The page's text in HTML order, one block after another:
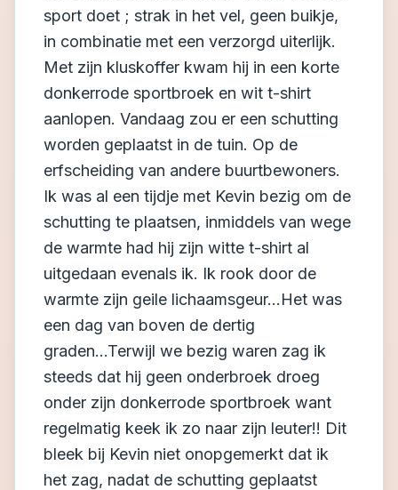
sport doet ; strak in het vel, geen buikje,
in combinatie met een verzorgd uiterlijk.
Met zijn kluskoffer kwam hij in een korte
donkerrode sportbroek en wit t-shirt
aanlopen. Vandaag zou er een schutting
worden geplaatst in de tuin. Op de
erfscheiding van andere buurtbewoners.
Ik was al een tijdje met Kevin bezig om de
schutting te plaatsen, inmiddels van wege
de warmte had hij zijn witte t-shirt al
uitgedaan evenals ik. Ik rook door de
warmte zijn geile lichaamsgeur...Het was
een dag van boven de dertig
graden...Terwijl we bezig waren zag ik
steeds dat hij geen onderbroek droeg
onder zijn donkerrode sportbroek want
regelmatig keek ik zo naar zijn leuter!! Dit
bleek bij Kevin niet onopgemerkt dat ik
het zag, nadat de schutting geplaatst